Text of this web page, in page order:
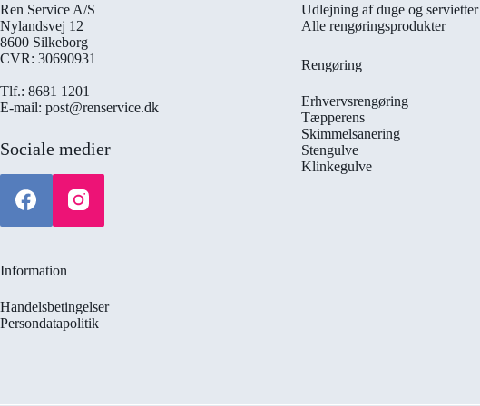
Ren Service A/S
Nylandsvej 12
8600 Silkeborg
CVR: 30690931
Tlf.: 8681 1201
E-mail: post@renservice.dk
Sociale medier
Information
Handelsbetingelser
Persondatapolitik
Udlejning af duge og servietter
Alle rengøringsprodukter
Rengøring
Erhvervsrengøring
Tæpperens
Skimmelsanering
Stengulve
Klinkegulve